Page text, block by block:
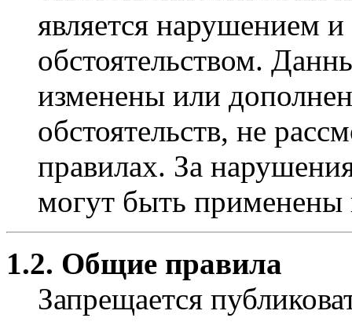
является нарушением
обстоятельством.
изменены или
обстоятельств, не
правилах. За
могут быть
1.2. Общие правила
Запрещается